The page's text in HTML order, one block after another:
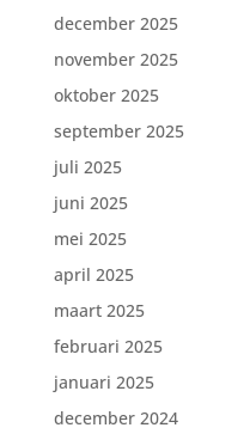
december 2025
november 2025
oktober 2025
september 2025
juli 2025
juni 2025
mei 2025
april 2025
maart 2025
februari 2025
januari 2025
december 2024